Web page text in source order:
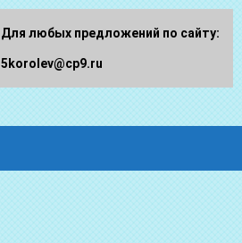
Для любых предложений по сайту:
5korolev@cp9.ru